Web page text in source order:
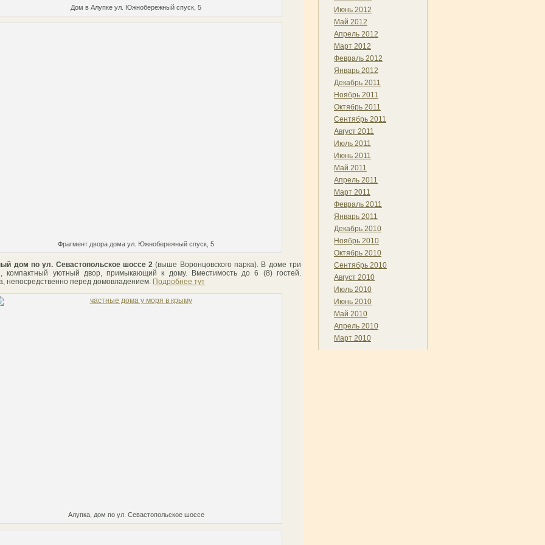
Дом в Алупке ул. Южнобережный спуск, 5
Фрагмент двора дома ул. Южнобережный спуск, 5
дом по ул. Севастопольское шоссе 2 (выше Воронцовского парка). В доме три
компактный уютный двор, примыкающий к дому. Вместимость до 6 (8) гостей.
непосредственно перед домовладением. Подробнее тут
Алупка, дом по ул. Севастопольское шоссе
Июнь 2012
Май 2012
Апрель 2012
Март 2012
Февраль 2012
Январь 2012
Декабрь 2011
Ноябрь 2011
Октябрь 2011
Сентябрь 2011
Август 2011
Июль 2011
Июнь 2011
Май 2011
Апрель 2011
Март 2011
Февраль 2011
Январь 2011
Декабрь 2010
Ноябрь 2010
Октябрь 2010
Сентябрь 2010
Август 2010
Июль 2010
Июнь 2010
Май 2010
Апрель 2010
Март 2010